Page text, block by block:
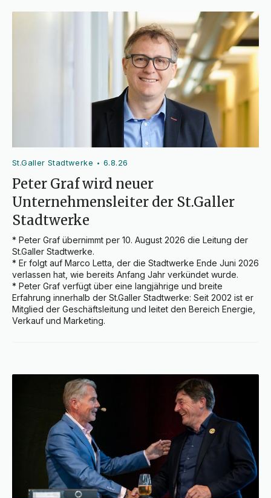
St.Galler Stadtwerke • 6.8.26
Peter Graf wird neuer
Unternehmensleiter der St.Galler
Stadtwerke
* Peter Graf übernimmt per 10. August 2026 die Leitung der
St.Galler Stadtwerke.
* Er folgt auf Marco Letta, der die Stadtwerke Ende Juni 2026
verlassen hat, wie bereits Anfang Jahr verkündet wurde.
* Peter Graf verfügt über eine langjährige und breite
Erfahrung innerhalb der St.Galler Stadtwerke: Seit 2002 ist er
Mitglied der Geschäftsleitung und leitet den Bereich Energie,
Verkauf und Marketing.